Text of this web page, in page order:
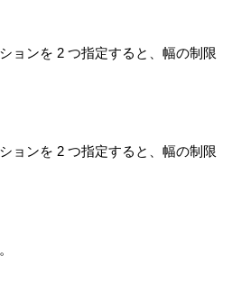
ョンを 2 つ指定すると、幅の制限
ョンを 2 つ指定すると、幅の制限